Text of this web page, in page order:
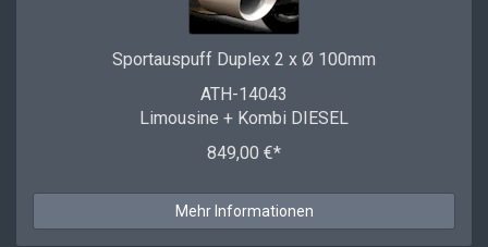
Sportauspuff Duplex 2 x Ø 100mm
ATH-14043
Limousine + Kombi DIESEL
849,00 €*
Mehr Informationen